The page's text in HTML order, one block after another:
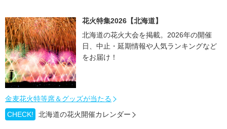
花火特集2026【北海道】
北海道の花火大会を掲載。2026年の開催
日、中止・延期情報や人気ランキングなど
をお届け！
金麦花火特等席＆グッズが当たる
CHECK!
北海道の花火開催カレンダー